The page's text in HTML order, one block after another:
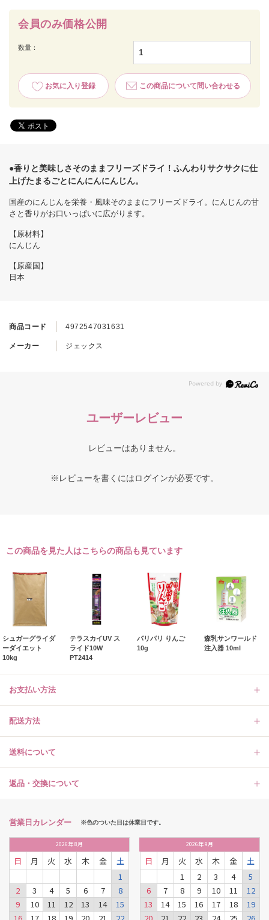
会員のみ価格公開
数量：
お気に入り登録 この商品について問い合わせる
商品コード 4972547031631
メーカー ジェックス
●香りと美味しさそのままフリーズドライ！ふんわりサクサクに仕
上げたまるごとにんにんにんじん。
国産のにんじんを栄養・風味そのままにフリーズドライ。にんじんの甘
さと香りがお口いっぱいに広がります。
【原材料】
にんじん
【原産国】
日本
ユーザーレビュー
レビューはありません。
※レビューを書くにはログインが必要です。
この商品を見た人はこちらの商品も見ています
シュガーグライダ
ーダイエット
10kg
テラスカイUV ス
ライド10W
PT2414
パリパリ りんご
10g
森乳サンワールド
注入器 10ml
お支払い方法
配送方法
送料について
返品・交換について
営業日カレンダー ※色のついた日は休業日です。
2026年8月
日 月 火 水 木 金
土
1
2
3 4 5 6 7
8
9
10 11 12 13 14
15
2026年9月
日 月 火 水 木 金
土
1
2 3 4
5
6
7 8 9 10 11
12
13
14 15 16 17 18
19